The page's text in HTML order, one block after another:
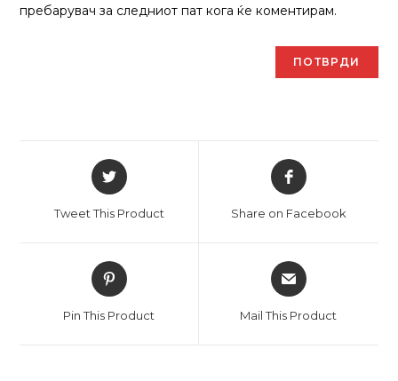
пребарувач за следниот пат кога ќе коментирам.
Отвори
во
прозорец
Tweet This Product
Отвори
во
прозорец
Share on Facebook
Отвори
во
прозорец
Pin This Product
Отвори
во
прозорец
Mail This Product